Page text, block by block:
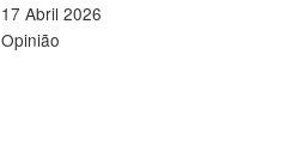
17 Abril 2026
Opinião